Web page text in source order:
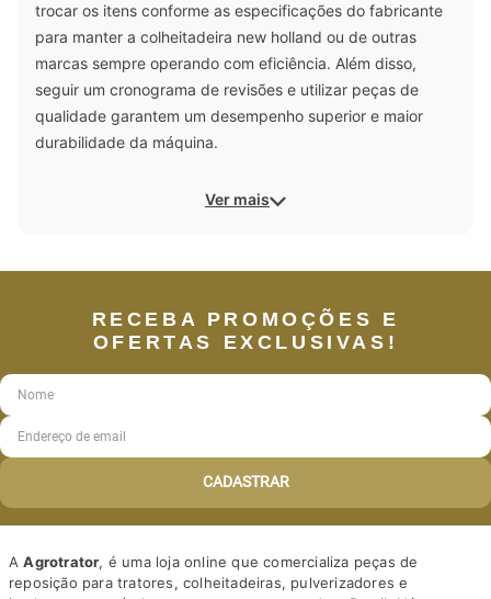
trocar os itens conforme as especificações do fabricante
para manter a colheitadeira new holland ou de outras
marcas sempre operando com eficiência. Além disso,
seguir um cronograma de revisões e utilizar peças de
qualidade garantem um desempenho superior e maior
durabilidade da máquina.
Ver mais
RECEBA PROMOÇÕES E
OFERTAS EXCLUSIVAS!
CADASTRAR
AAgrotrator, é uma loja online que comercializa peças de
reposição para tratores, colheitadeiras, pulverizadores e